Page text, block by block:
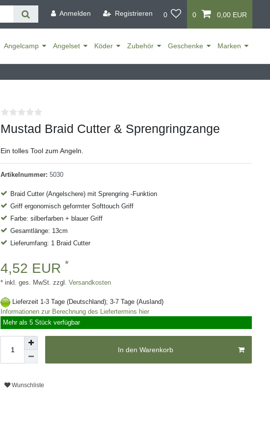
Anmelden Registrieren 0 0 0,00 EUR
Angelcamp Angelset Köder Zubehör Geschenke Marken
Mustad Braid Cutter & Sprengringzange
Ein tolles Tool zum Angeln.
Artikelnummer: 5030
Braid Cutter (Angelschere) mit Sprengring -Funktion
Griff ergonomisch geformter Softtouch Griff
Farbe: silberfarben + blauer Griff
Gesamtlänge: 13cm
Lieferumfang: 1 Braid Cutter
4,52 EUR *
* inkl. ges. MwSt. zzgl. Versandkosten
Lieferzeit 1-3 Tage (Deutschland); 3-7 Tage (Ausland)
Informationen zur Berechnung des Liefertermins hier
Mehr als 5 Stück verfügbar
In den Warenkorb
Wunschliste